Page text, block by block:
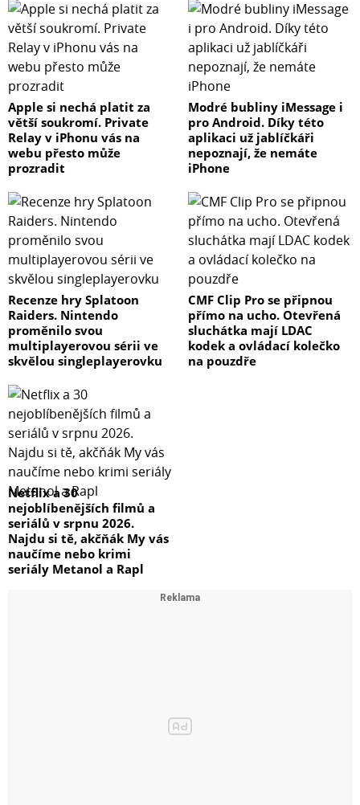
Apple si nechá platit za
větší soukromí. Private
Relay v iPhonu vás na
webu přesto může
prozradit
Modré bubliny iMessage i
pro Android. Díky této
aplikaci už jablíčkáři
nepoznají, že nemáte
iPhone
Recenze hry Splatoon
Raiders. Nintendo
proměnilo svou
multiplayerovou sérii ve
skvělou singleplayerovku
CMF Clip Pro se připnou
přímo na ucho. Otevřená
sluchátka mají LDAC
kodek a ovládací kolečko
na pouzdře
Netflix a 30
nejoblíbenějších filmů a
seriálů v srpnu 2026.
Najdu si tě, akčňák My vás
naučíme nebo krimi
seriály Metanol a Rapl